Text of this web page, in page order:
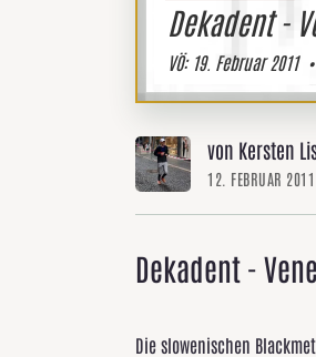
Dekadent -
VÖ:19. Februar 2011•
von Kersten
12. FEBRUAR 2011
Dekadent -
Die slowenischen